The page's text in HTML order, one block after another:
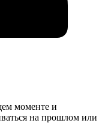
моменте и
на прошлом или